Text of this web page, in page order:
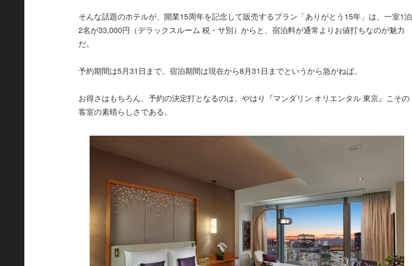
そんな話題のホテルが、開業15周年を記念して販売するプラン「ありがとう15年」は、一室1泊
2名が33,000円（デラックスルーム 税・サ別）からと、宿泊料が通常よりお値打ちなのが魅力
だ。
予約期間は5月31日まで。宿泊期間は現在から8月31日までというから急がねば。
お得さはもちろん、予約の決定打となるのは、やはり『マンダリン オリエンタル 東京』こその
客室の素晴らしさである。